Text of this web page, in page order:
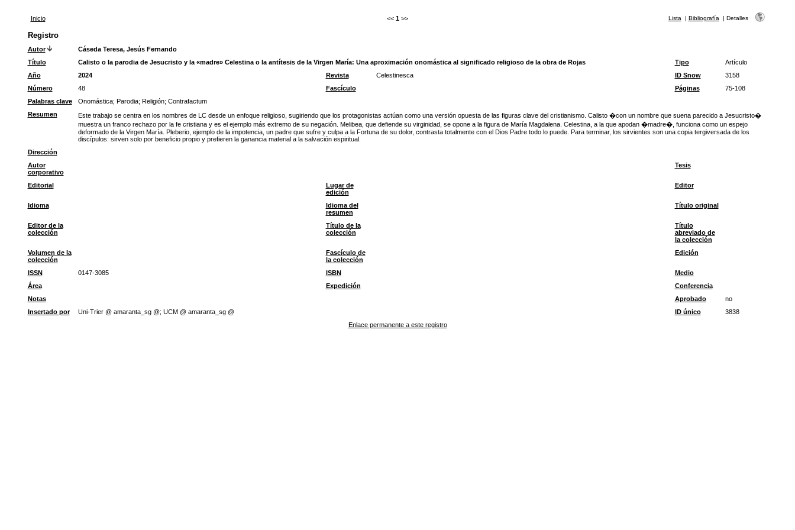
Inicio << 1 >> Lista | Bibliografía | Detalles
Registro
Autor
Cáseda Teresa, Jesús Fernando
Título
Calisto o la parodia de Jesucristo y la «madre» Celestina o la antítesis de la Virgen María: Una aproximación onomástica al significado religioso de la obra de Rojas Tipo
Artículo
Año
2024 Revista Celestinesca ID Snow
3158
Número
48 Fascículo Páginas
75-108
Palabras clave
Onomástica; Parodia; Religión; Contrafactum
Resumen
Este trabajo se centra en los nombres de LC desde un enfoque religioso, sugiriendo que los protagonistas actúan como una versión opuesta de las figuras clave del cristianismo. Calisto �con un nombre que suena parecido a Jesucristo�
muestra un franco rechazo por la fe cristiana y es el ejemplo más extremo de su negación. Melibea, que defiende su virginidad, se opone a la figura de María Magdalena. Celestina, a la que apodan �madre�, funciona como un espejo
deformado de la Virgen María. Pleberio, ejemplo de la impotencia, un padre que sufre y culpa a la Fortuna de su dolor, contrasta totalmente con el Dios Padre todo lo puede. Para terminar, los sirvientes son una copia tergiversada de los
discípulos: sirven solo por beneficio propio y prefieren la ganancia material a la salvación espiritual.
Dirección
Autor
corporativo
Tesis
Editorial
Lugar de
edición
Editor
Idioma
Idioma del
resumen
Título original
Editor de la
colección
Título de la
colección
Título
abreviado de
la colección
Volumen de la
colección
Fascículo de
la colección
Edición
ISSN 0147-3085 ISBN
Medio
Área
Expedición
Conferencia
Notas
Aprobado
no
Insertado por
Uni-Trier @ amaranta_sg @; UCM @ amaranta_sg @ ID único
3838
Enlace permanente a este registro